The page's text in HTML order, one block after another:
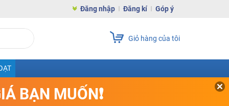
Đăng nhập Đăng kí Góp ý
Giỏ hàng của tôi
BẠN MUỐN❗